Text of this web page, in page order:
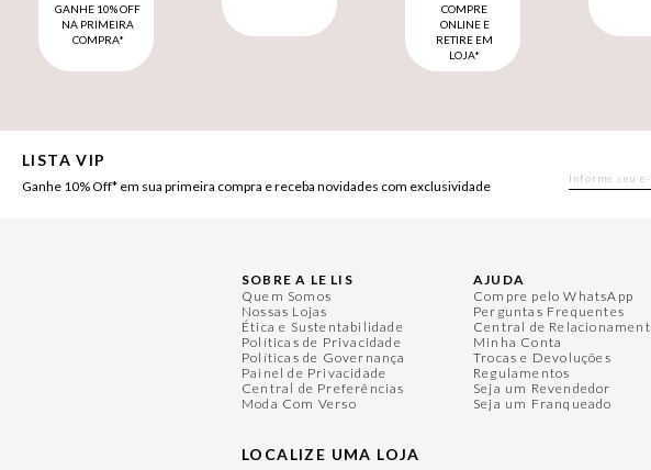
GANHE 10% OFF
NA PRIMEIRA
COMPRA*
COMPRE
ONLINE E
RETIRE EM
LOJA*
LISTA VIP
Ganhe 10% Off* em sua primeira compra e receba novidades com exclusividade
SOBRE A LE LIS
Quem Somos
Nossas Lojas
Ética e Sustentabilidade
Políticas de Privacidade
Políticas de Governança
Painel de Privacidade
Central de Preferências
Moda Com Verso
LOCALIZE UMA LOJA
AJUDA
Compre pelo WhatsApp
Perguntas Frequentes
Central de
Minha Conta
Trocas e Devoluções
Regulamentos
Seja um Revendedor
Seja um Franqueado